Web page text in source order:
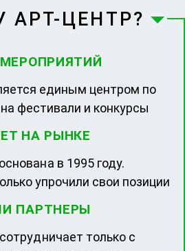
АРТ-ЦЕНТР?
МЕРОПРИЯТИЙ
единым центром по
фестивали и конкурсы
НА РЫНКЕ
в 1995 году.
упрочили свои позиции
ПАРТНЕРЫ
только с